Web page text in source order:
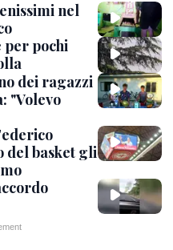
nel
per pochi
dei ragazzi
"Volevo
del basket gli